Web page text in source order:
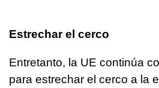
Estrechar el cerco
Entretanto, la UE continúa
para estrechar el cerco a la